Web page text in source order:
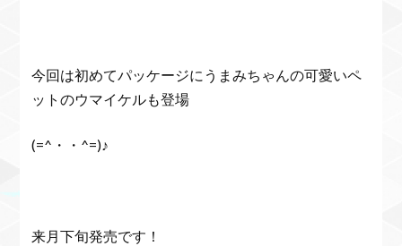
今回は初めてパッケージにうまみちゃんの可愛いペ
ットのウマイケルも登場
(=^・・^=)♪
来月下旬発売です！